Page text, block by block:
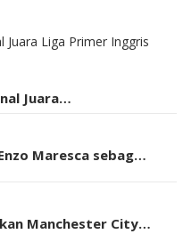
Juara…
Maresca sebag…
Manchester City…